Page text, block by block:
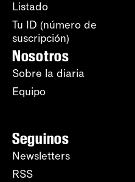
Listado
Tu ID (número de
suscripción)
Nosotros
Sobre la diaria
Equipo
Seguinos
Newsletters
RSS